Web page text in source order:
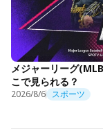
メジャーリーグ
こで見られる？
2026/8/6 スポーツ